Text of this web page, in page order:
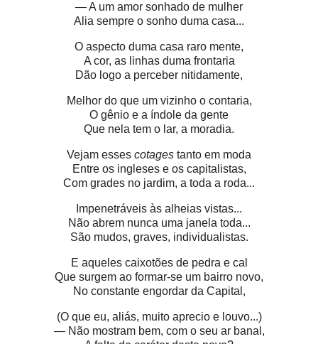
— A um amor sonhado de mulher
Alia sempre o sonho duma casa...
O aspecto duma casa raro mente,
A cor, as linhas duma frontaria
Dão logo a perceber nitidamente,
Melhor do que um vizinho o contaria,
O gênio e a índole da gente
Que nela tem o lar, a moradia.
Vejam esses cotages tanto em moda
Entre os ingleses e os capitalistas,
Com grades no jardim, a toda a roda...
Impenetráveis às alheias vistas...
Não abrem nunca uma janela toda...
São mudos, graves, individualistas.
E aqueles caixotões de pedra e cal
Que surgem ao formar-se um bairro novo,
No constante engordar da Capital,
(O que eu, aliás, muito aprecio e louvo...)
— Não mostram bem, com o seu ar banal,